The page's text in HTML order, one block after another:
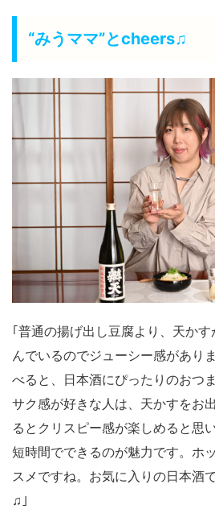
“みうママ”とcheers♫
｢普通の揚げ出し豆腐より、天か
んでいるのでジューシー感があり
べると、日本酒にぴったりのおつ
サク感が好きな人は、天かすをお
るとクリスピー感が楽しめると思
短時間でできるのが魅力です。ホ
スメですね。お気に入りの日本酒
♫｣